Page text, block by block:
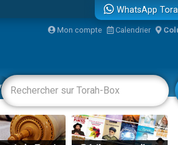
WhatsApp
Mon compte Calendrier
Livres Rabbanim